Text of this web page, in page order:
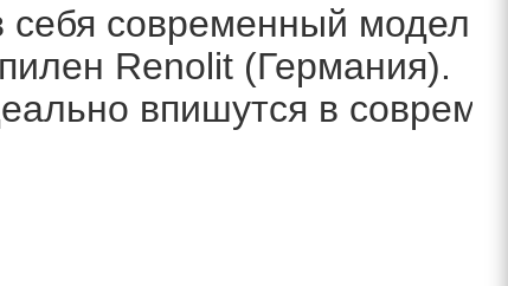
себя современный
Renolit (Германия).
впишутся в